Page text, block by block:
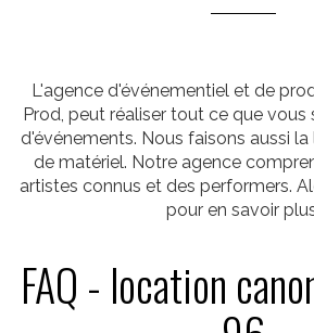
L'agence d'événementiel et de
Prod, peut réaliser tout ce que vous
d'événements. Nous faisons aussi
de matériel. Notre agence
artistes connus et des performers.
pour en savoir
FAQ - location